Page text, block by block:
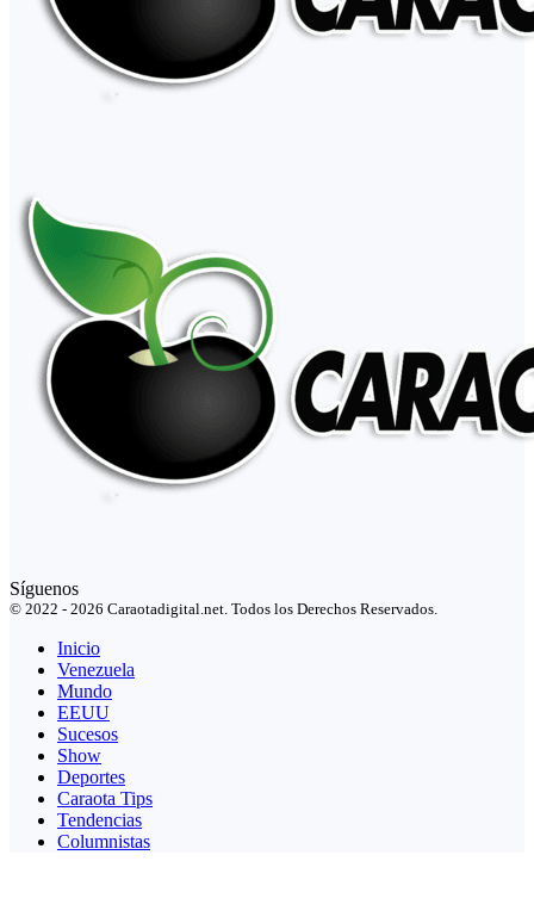
Síguenos
© 2022 - 2026 Caraotadigital.net. Todos los Derechos Reservados.
Inicio
Venezuela
Mundo
EEUU
Sucesos
Show
Deportes
Caraota Tips
Tendencias
Columnistas